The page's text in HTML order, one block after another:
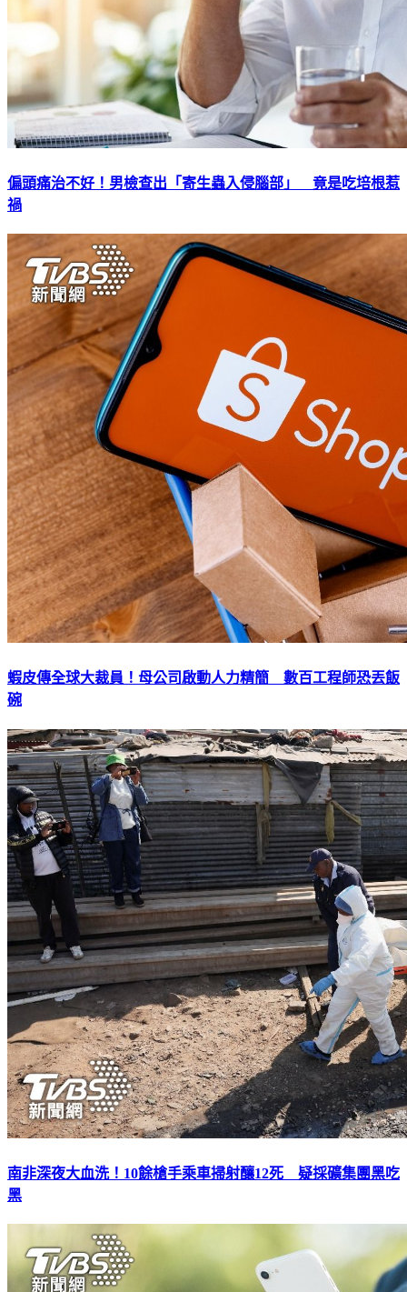
偏頭痛治不好！男檢查出「寄生蟲入侵腦部」 竟是吃培根惹
禍
蝦皮傳全球大裁員！母公司啟動人力精簡 數百工程師恐丟飯
碗
南非深夜大血洗！10餘槍手乘車掃射釀12死 疑採礦集團黑吃
黑